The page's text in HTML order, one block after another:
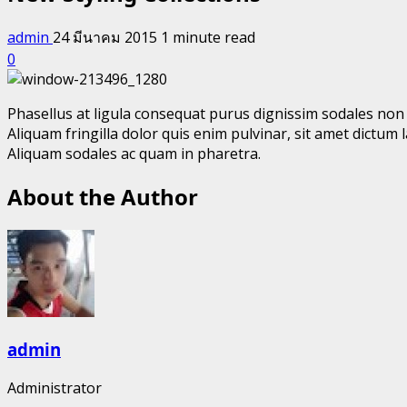
admin 24 มีนาคม 2015 1 minute read
0
Phasellus at ligula consequat purus dignissim sodales
Aliquam fringilla dolor quis enim pulvinar, sit amet
Aliquam sodales ac quam in pharetra.
About the Author
admin
Administrator